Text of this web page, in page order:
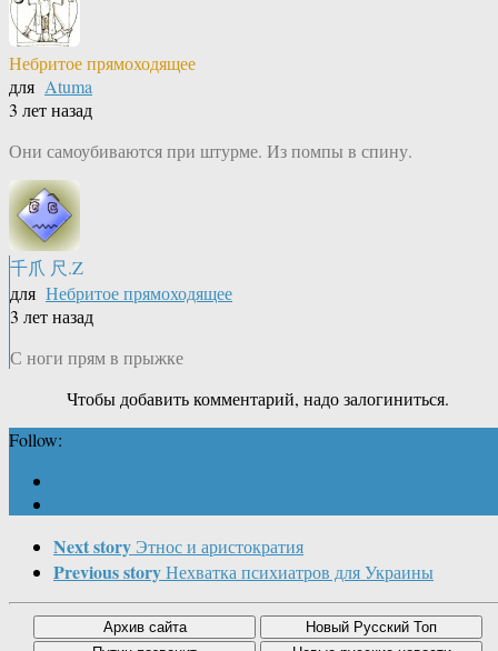
Небритое прямоходящее
для Atuma
3 лет назад
Они самоубиваются при штурме. Из помпы в спину.
千爪 尺.Z
для Небритое прямоходящее
3 лет назад
С ноги прям в прыжке
Чтобы добавить комментарий, надо залогиниться.
Follow:
Next story Этнос и аристократия
Previous storyНехватка психиатров для Украины